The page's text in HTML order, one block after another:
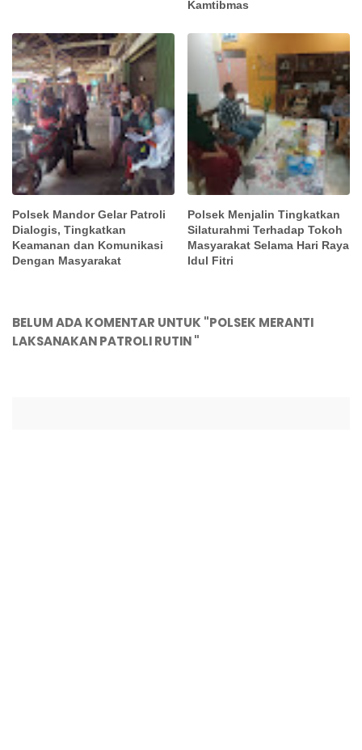
Kamtibmas
Polsek Mandor Gelar Patroli
Dialogis, Tingkatkan
Keamanan dan Komunikasi
Dengan Masyarakat
Polsek Menjalin Tingkatkan
Silaturahmi Terhadap Tokoh
Masyarakat Selama Hari Raya
Idul Fitri
BELUM ADA KOMENTAR UNTUK "POLSEK MERANTI
LAKSANAKAN PATROLI RUTIN "